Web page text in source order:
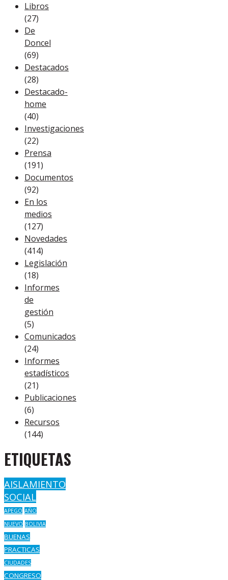
Libros
(27)
De
Doncel
(69)
Destacados
(28)
Destacado-
home
(40)
Investigaciones
(22)
Prensa
(191)
Documentos
(92)
En los
medios
(127)
Novedades
(414)
Legislación
(18)
Informes
de
gestión
(5)
Comunicados
(24)
Informes
estadísticos
(21)
Publicaciones
(6)
Recursos
(144)
ETIQUETAS
AISLAMIENTO
SOCIAL
APEGO AÑO
NUEVO BOLIVIA
BUENAS
PRACTICAS
CIUDADES
CONGRESO